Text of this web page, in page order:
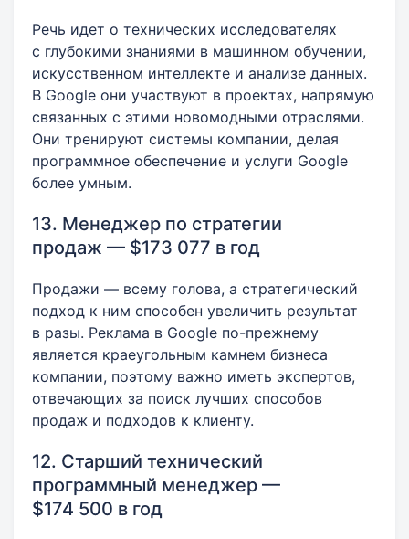
Речь идет о технических исследователях
с глубокими знаниями в машинном обучении,
искусственном интеллекте и анализе данных.
В Google они участвуют в проектах, напрямую
связанных с этими новомодными отраслями.
Они тренируют системы компании, делая
программное обеспечение и услуги Google
более умным.
13. Менеджер по стратегии
продаж — $173 077 в год
Продажи — всему голова, а стратегический
подход к ним способен увеличить результат
в разы. Реклама в Google по-прежнему
является краеугольным камнем бизнеса
компании, поэтому важно иметь экспертов,
отвечающих за поиск лучших способов
продаж и подходов к клиенту.
12. Старший технический
программный менеджер —
$174 500 в год